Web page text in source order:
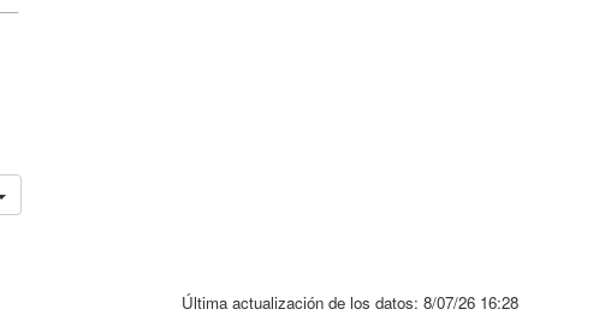
Última actualización de los datos: 8/07/26 16:28